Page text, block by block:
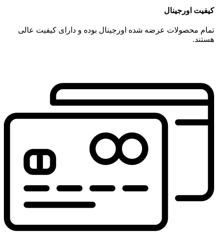
کیفیت اورجینال
تمام محصولات عرضه شده اورجینال بوده و دارای کیفیت عالی
هستند.